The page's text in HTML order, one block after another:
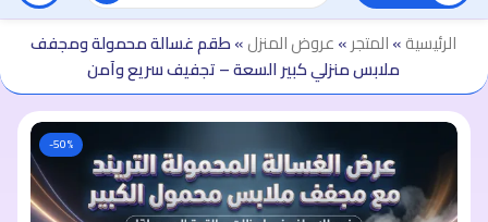
الرئيسية»المتجر»عروض المنزل»طقم غسالة محمولة ومجفف
ملابس منزلي كبير السعة – تجفيف سريع وآمن
-50%